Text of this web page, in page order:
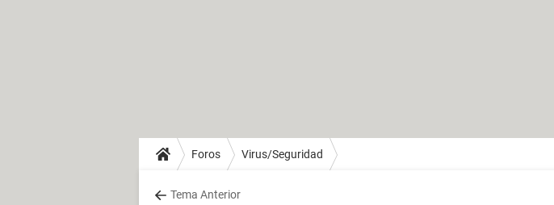
Foros Virus/Seguridad
Tema Anterior